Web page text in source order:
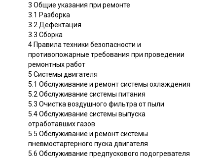
3 Общие указания при ремонте
3.1 Разборка
3.2 Дефектация
3.3 Сборка
4 Правила техники безопасности и
противопожарные требования при проведении
ремонтных работ
5 Системы двигателя
5.1 Обслуживание и ремонт системы охлаждения
5.2 Обслуживание системы питания
5.3 Очистка воздушного фильтра от пыли
5.4 Обслуживание системы выпуска
отработавших газов
5.5 Обслуживание и ремонт системы
пневмостартерного пуска двигателя
5.6 Обслуживание предпускового подогревателя